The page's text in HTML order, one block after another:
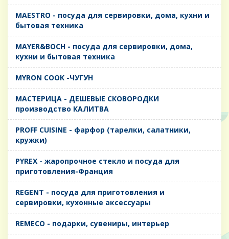
MAESTRO - посуда для сервировки, дома, кухни и
бытовая техника
MAYER&BOCH - посуда для сервировки, дома,
кухни и бытовая техника
MYRON COOK -ЧУГУН
MАСТЕРИЦА - ДЕШЕВЫЕ СКОВОРОДКИ
производство КАЛИТВА
PROFF CUISINE - фарфор (тарелки, салатники,
кружки)
PYREX - жаропрочное стекло и посуда для
приготовления-Франция
REGENT - посуда для приготовления и
сервировки, кухонные аксессуары
REMECO - подарки, сувениры, интерьер